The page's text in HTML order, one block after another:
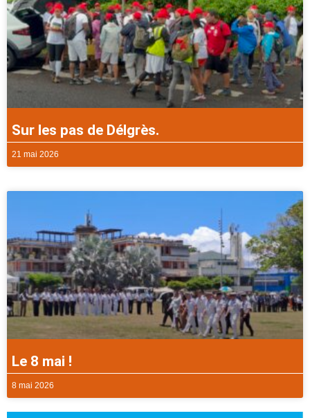
Sur les pas de Délgrès.
21 mai 2026
Le 8 mai !
8 mai 2026